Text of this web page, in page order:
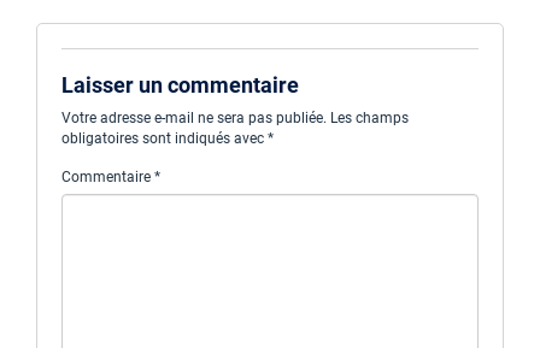
Laisser un commentaire
Votre adresse e-mail ne sera pas publiée. Les champs
obligatoires sont indiqués avec *
Commentaire *